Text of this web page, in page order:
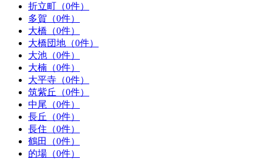
折立町（0件）
多賀（0件）
大橋（0件）
大橋団地（0件）
大池（0件）
大楠（0件）
大平寺（0件）
筑紫丘（0件）
中尾（0件）
長丘（0件）
長住（0件）
鶴田（0件）
的場（0件）